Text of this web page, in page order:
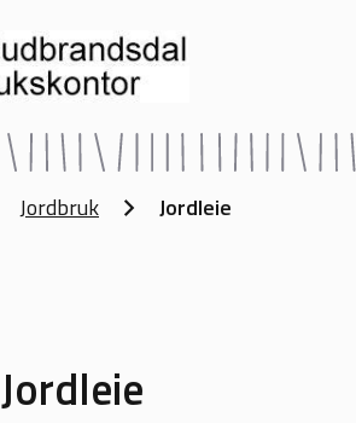
Jordbruk Jordleie
Jordleie